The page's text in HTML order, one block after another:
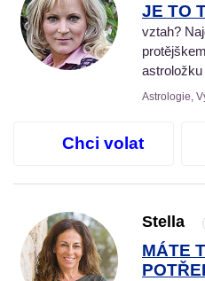
JE TO
vztah?
Astrologie,
Chci volat
Stella
MÁTE